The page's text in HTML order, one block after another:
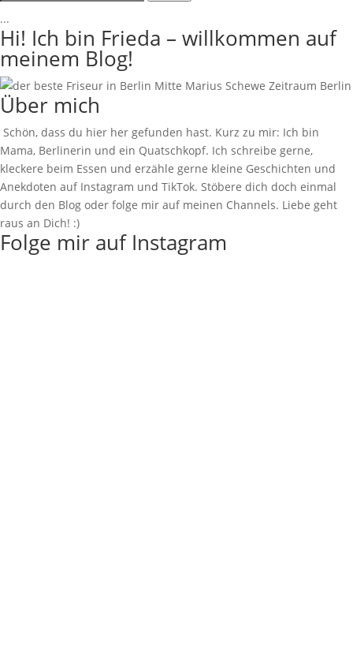
...
Hi! Ich bin Frieda – willkommen auf
meinem Blog!
Über mich
Schön, dass du hier her gefunden hast. Kurz zu mir: Ich bin
Mama, Berlinerin und ein Quatschkopf. Ich schreibe gerne,
kleckere beim Essen und erzähle gerne kleine Geschichten und
Anekdoten auf Instagram und TikTok. Stöbere dich doch einmal
durch den Blog oder folge mir auf meinen Channels. Liebe geht
raus an Dich! :)
Folge mir auf Instagram